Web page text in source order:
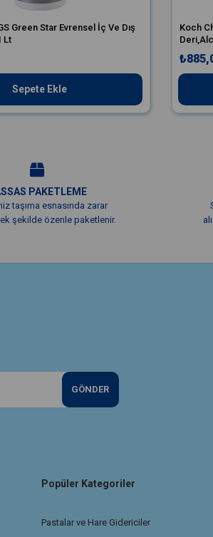
Green Star Evrensel İç Ve Dış
Lt
Sepete Ekle
Koch
PAKETLEME
taşıma esnasında zarar
şekilde özenle paketlenir.
GÖNDER
Popüler Kategoriler
Pastalar ve Hare Gidericiler